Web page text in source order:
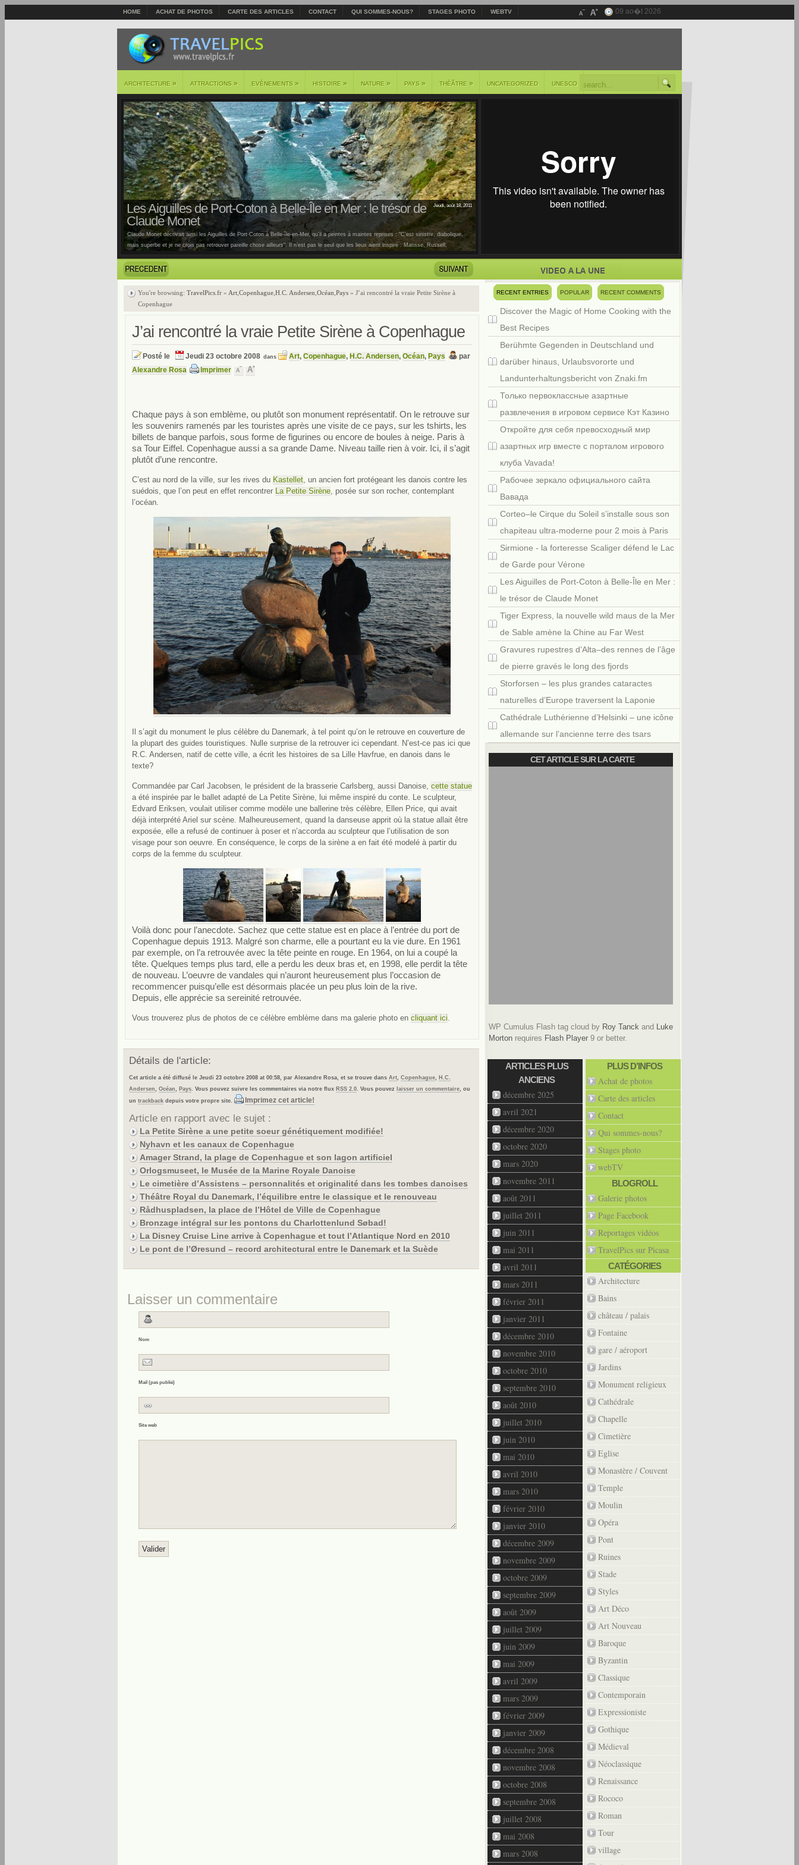
HOME ACHAT DE PHOTOS CARTE DES ARTICLES CONTACT QUI SOMMES-NOUS? STAGES PHOTO WEBTV 09 ao�t 2026
ARCHITECTURE » ATTRACTIONS » EVÈNEMENTS » HISTOIRE » NATURE » PAYS » THÉÂTRE » UNCATEGORIZED UNESCO
Jeudi, août 18, 2011
Les Aiguilles de Port-Coton à Belle-Île en Mer : le trésor de
Claude Monet
Claude Monet décrivait ainsi les Aiguilles de Port-Coton à Belle-île-en-Mer, qu’il a peintes à maintes reprises : "C’est sinistre, diabolique,
mais superbe et je ne crois pas retrouver pareille chose ailleurs". Il n’est pas le seul que les lieux aient inspiré : Matisse, Russell,
You're browsing: TravelPics.fr » Art Copenhague H.C. Andersen Océan Pays » J’ai rencontré la vraie Petite Sirène à
Copenhague
J’ai rencontré la vraie Petite Sirène à Copenhague
Posté le Jeudi 23 octobre 2008 dans Art, Copenhague, H.C. Andersen, Océan, Pays
par
Alexandre Rosa
Imprimer
Chaque pays à son emblème, ou plutôt son monument représentatif. On le retrouve sur
les souvenirs ramenés par les touristes après une visite de ce pays, sur les tshirts, les
billets de banque parfois, sous forme de figurines ou encore de boules à neige. Paris à
sa Tour Eiffel. Copenhague aussi a sa grande Dame. Niveau taille rien à voir. Ici, il s’agit
plutôt d’une rencontre.
C’est au nord de la ville, sur les rives du Kastellet, un ancien fort protégeant les danois contre les
suédois, que l’on peut en effet rencontrer La Petite Sirène, posée sur son rocher, contemplant
l’océan.
Il s’agit du monument le plus célèbre du Danemark, à tel point qu’on le retrouve en couverture de
la plupart des guides touristiques. Nulle surprise de la retrouver ici cependant. N’est-ce pas ici que
R.C. Andersen, natif de cette ville, a écrit les histoires de sa Lille Havfrue, en danois dans le
texte?
Commandée par Carl Jacobsen, le président de la brasserie Carlsberg, aussi Danoise, cette statue
a été inspirée par le ballet adapté de La Petite Sirène, lui même inspiré du conte. Le sculpteur,
Edvard Eriksen, voulait utiliser comme modèle une ballerine très célèbre, Ellen Price, qui avait
déjà interprété Ariel sur scène. Malheureusement, quand la danseuse apprit où la statue allait être
exposée, elle a refusé de continuer à poser et n’accorda au sculpteur que l’utilisation de son
visage pour son oeuvre. En conséquence, le corps de la sirène a en fait été modelé à partir du
corps de la femme du sculpteur.
Voilà donc pour l’anecdote. Sachez que cette statue est en place à l’entrée du port de
Copenhague depuis 1913. Malgré son charme, elle a pourtant eu la vie dure. En 1961
par exemple, on l’a retrouvée avec la tête peinte en rouge. En 1964, on lui a coupé la
tête. Quelques temps plus tard, elle a perdu les deux bras et, en 1998, elle perdit la tête
de nouveau. L’oeuvre de vandales qui n’auront heureusement plus l’occasion de
recommencer puisqu’elle est désormais placée un peu plus loin de la rive.
Depuis, elle apprécie sa sereinité retrouvée.
Vous trouverez plus de photos de ce célèbre emblème dans ma galerie photo en cliquant ici.
Détails de l'article:
Cet article a été diffusé le Jeudi 23 octobre 2008 at 00:58, par Alexandre Rosa, et se trouve dans Art, Copenhague, H.C.
Andersen, Océan, Pays. Vous pouvez suivre les commentaires via notre flux RSS 2.0. Vous pouvez laisser un commentaire, ou
un trackback depuis votre propre site. Imprimez cet article!
Article en rapport avec le sujet :
La Petite Sirène a une petite soeur génétiquement modifiée!
Nyhavn et les canaux de Copenhague
Amager Strand, la plage de Copenhague et son lagon artificiel
Orlogsmuseet, le Musée de la Marine Royale Danoise
Le cimetière d’Assistens – personnalités et originalité dans les tombes danoises
Théâtre Royal du Danemark, l’équilibre entre le classique et le renouveau
Rådhuspladsen, la place de l’Hôtel de Ville de Copenhague
Bronzage intégral sur les pontons du Charlottenlund Søbad!
La Disney Cruise Line arrive à Copenhague et tout l’Atlantique Nord en 2010
Le pont de l’Øresund – record architectural entre le Danemark et la Suède
Laisser un commentaire
Nom
Mail (pas publié)
Site web
RECENT ENTRIES POPULAR RECENT COMMENTS
Discover the Magic of Home Cooking with the
Best Recipes
Berühmte Gegenden in Deutschland und
darüber hinaus, Urlaubsvororte und
Landunterhaltungsbericht von Znaki.fm
Только первоклассные азартные
развлечения в игровом сервисе Кэт Казино
Откройте для себя превосходный мир
азартных игр вместе с порталом игрового
клуба Vavada!
Рабочее зеркало официального сайта
Вавада
Corteo–le Cirque du Soleil s’installe sous son
chapiteau ultra-moderne pour 2 mois à Paris
Sirmione - la forteresse Scaliger défend le Lac
de Garde pour Vérone
Les Aiguilles de Port-Coton à Belle-Île en Mer :
le trésor de Claude Monet
Tiger Express, la nouvelle wild maus de la Mer
de Sable amène la Chine au Far West
Gravures rupestres d’Alta–des rennes de l’âge
de pierre gravés le long des fjords
Storforsen – les plus grandes cataractes
naturelles d’Europe traversent la Laponie
Cathédrale Luthérienne d’Helsinki – une icône
allemande sur l’ancienne terre des tsars
CET ARTICLE SUR LA CARTE
WP Cumulus Flash tag cloud by Roy Tanck and Luke
Morton requires Flash Player 9 or better.
ARTICLES PLUS
ANCIENS
décembre 2025
avril 2021
décembre 2020
octobre 2020
mars 2020
novembre 2011
août 2011
juillet 2011
juin 2011
mai 2011
avril 2011
mars 2011
février 2011
janvier 2011
décembre 2010
novembre 2010
octobre 2010
septembre 2010
août 2010
juillet 2010
juin 2010
mai 2010
avril 2010
mars 2010
février 2010
janvier 2010
décembre 2009
novembre 2009
octobre 2009
septembre 2009
août 2009
juillet 2009
juin 2009
mai 2009
avril 2009
mars 2009
février 2009
janvier 2009
décembre 2008
novembre 2008
octobre 2008
septembre 2008
juillet 2008
mai 2008
mars 2008
PLUS D’INFOS
Achat de photos
Carte des articles
Contact
Qui sommes-nous?
Stages photo
webTV
BLOGROLL
Galerie photos
Page Facebook
Reportages vidéos
TravelPics sur Picasa
CATÉGORIES
Architecture
Bains
château / palais
Fontaine
gare / aéroport
Jardins
Monument religieux
Cathédrale
Chapelle
Cimetière
Eglise
Monastère / Couvent
Temple
Moulin
Opéra
Pont
Ruines
Stade
Styles
Art Déco
Art Nouveau
Baroque
Byzantin
Classique
Contemporain
Expressioniste
Gothique
Médieval
Néoclassique
Renaissance
Rococo
Roman
Tour
village